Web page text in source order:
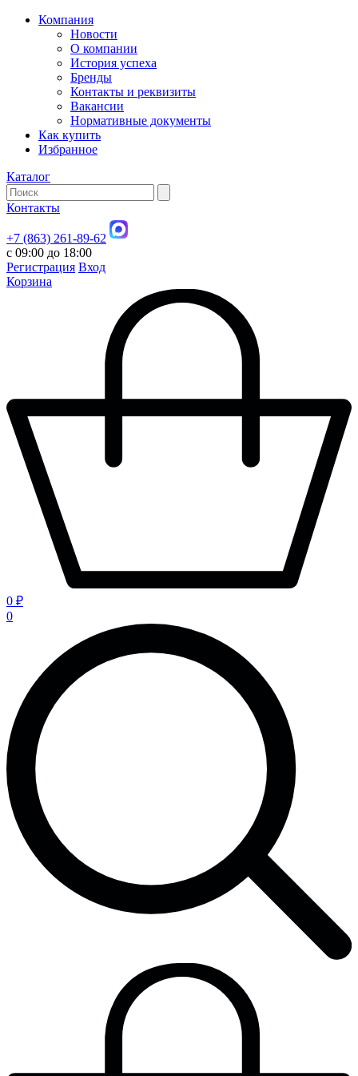
Компания
Новости
О компании
История успеха
Бренды
Контакты и реквизиты
Вакансии
Нормативные документы
Как купить
Избранное
Каталог
Контакты
+7 (863) 261-89-62
с 09:00 до 18:00
Регистрация Вход
Корзина
0 ₽
0